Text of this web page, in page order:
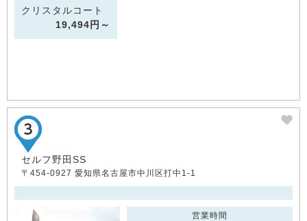
クリスタルコート
19,494円～
セルフ野田SS
〒454-0927 愛知県名古屋市中川区打中1-1
営業時間